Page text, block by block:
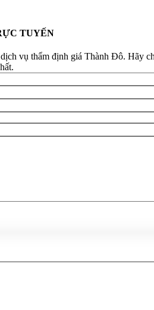
TUYẾN
vụ thẩm định giá Thành Đô. Hãy